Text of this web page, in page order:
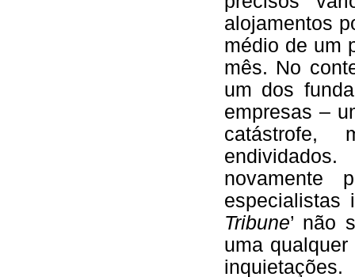
alojamentos
médio de um
mês. No
um dos
empresas –
catástrofe,
especialistas
Tribune’ não
uma qualquer